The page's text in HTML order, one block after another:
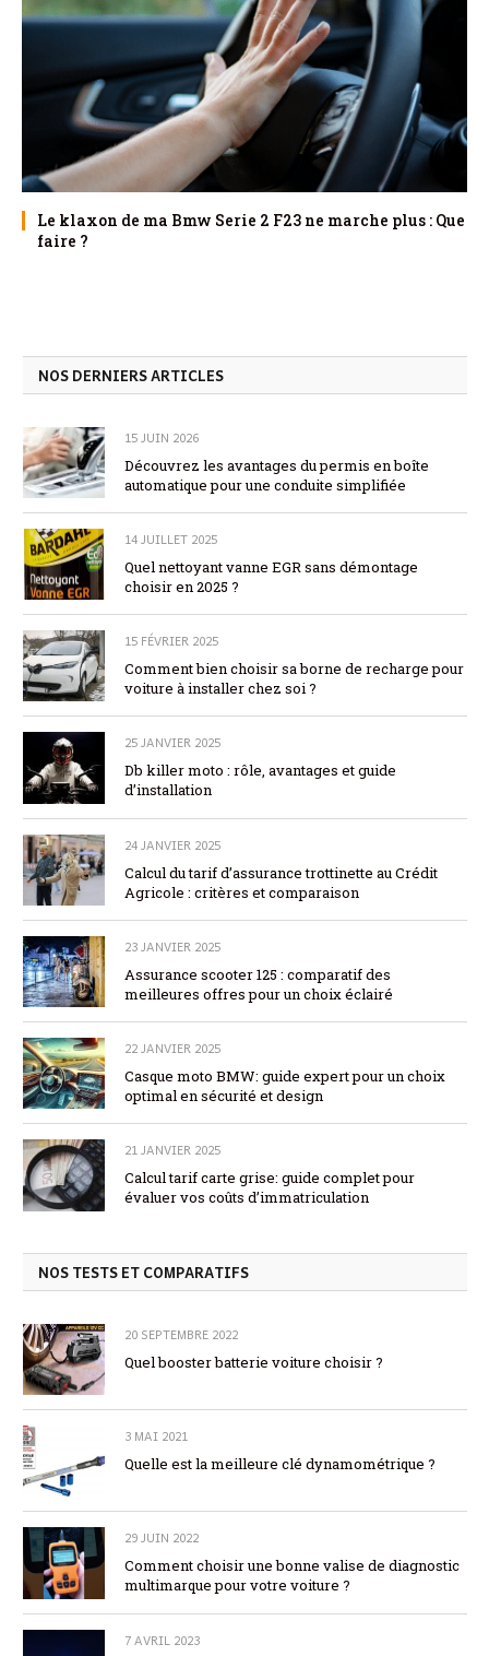
Le klaxon de ma Bmw Serie 2 F23 ne marche plus : Que
faire ?
NOS DERNIERS ARTICLES
15 JUIN 2026
Découvrez les avantages du permis en boîte
automatique pour une conduite simplifiée
14 JUILLET 2025
Quel nettoyant vanne EGR sans démontage
choisir en 2025 ?
15 FÉVRIER 2025
Comment bien choisir sa borne de recharge pour
voiture à installer chez soi ?
25 JANVIER 2025
Db killer moto : rôle, avantages et guide
d’installation
24 JANVIER 2025
Calcul du tarif d’assurance trottinette au Crédit
Agricole : critères et comparaison
23 JANVIER 2025
Assurance scooter 125 : comparatif des
meilleures offres pour un choix éclairé
22 JANVIER 2025
Casque moto BMW: guide expert pour un choix
optimal en sécurité et design
21 JANVIER 2025
Calcul tarif carte grise: guide complet pour
évaluer vos coûts d’immatriculation
NOS TESTS ET COMPARATIFS
20 SEPTEMBRE 2022
Quel booster batterie voiture choisir ?
3 MAI 2021
Quelle est la meilleure clé dynamométrique ?
29 JUIN 2022
Comment choisir une bonne valise de diagnostic
multimarque pour votre voiture ?
7 AVRIL 2023